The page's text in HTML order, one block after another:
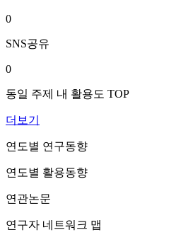
0
SNS공유
0
동일 주제 내 활용도 TOP
더보기
연도별 연구동향
연도별 활용동향
연관논문
연구자 네트워크 맵